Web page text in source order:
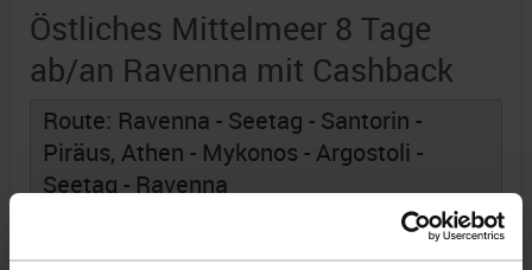
Östliches Mittelmeer 8 Tage
ab/an Ravenna mit Cashback
Route: Ravenna - Seetag - Santorin -
Piräus, Athen - Mykonos - Argostoli -
Seetag - Ravenna